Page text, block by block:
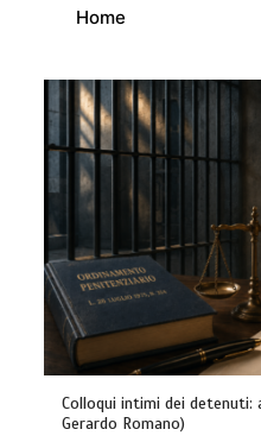
Home
Colloqui intimi dei
Gerardo Romano)